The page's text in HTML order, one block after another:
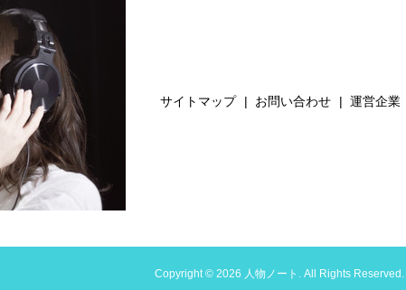
サイトマップ お問い合わせ 運営企業
Copyright © 2026 人物ノート. All Rights Reserved.